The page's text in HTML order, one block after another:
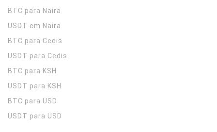
BTC para Naira
USDT em Naira
BTC para Cedis
USDT para Cedis
BTC para KSH
USDT para KSH
BTC para USD
USDT para USD